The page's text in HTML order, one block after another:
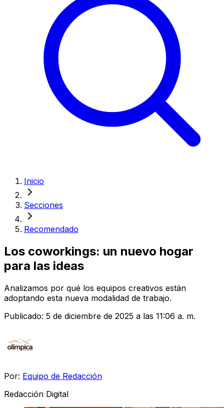
Inicio
Secciones
Recomendado
Los coworkings: un nuevo hogar
para las ideas
Analizamos por qué los equipos creativos están
adoptando esta nueva modalidad de trabajo.
Publicado: 5 de diciembre de 2025 a las 11:06 a. m.
Por: Equipo de Redacción
Redacción Digital